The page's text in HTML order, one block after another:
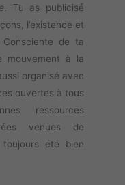
. Tu as publicisé
l’existence et
Consciente de ta
mouvement à la
organisé avec
ouvertes à tous
ressources
venues de
toujours été bien